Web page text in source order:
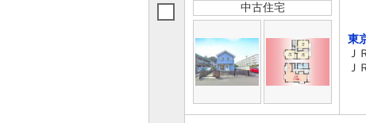
中古住宅
東